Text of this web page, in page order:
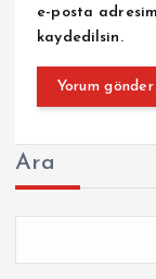
e-posta
kaydedilsin.
Ara